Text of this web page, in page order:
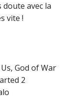
avec la
vite !
God of War
2